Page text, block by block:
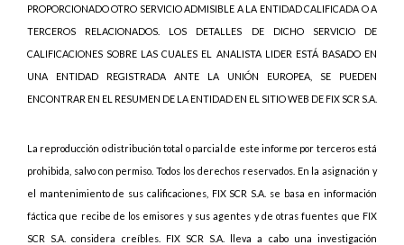
PROPORCIONADO OTRO SERVICIO ADMISIBLE A LA ENTIDAD CALIFICADA O A
TERCEROS RELACIONADOS. LOS DETALLES DE DICHO SERVICIO DE
CALIFICACIONES SOBRE LAS CUALES EL ANALISTA LIDER ESTÁ BASADO EN
UNA ENTIDAD REGISTRADA ANTE LA UNIÓN EUROPEA, SE PUEDEN
ENCONTRAR EN EL RESUMEN DE LA ENTIDAD EN EL SITIO WEB DE FIX SCR S.A.
La reproducción o distribución total o parcial de este informe por terceros está
prohibida, salvo con permiso. Todos los derechos reservados. En la asignación y
el mantenimiento de sus calificaciones, FIX SCR S.A. se basa en información
fáctica que recibe de los emisores y sus agentes y de otras fuentes que FIX
SCR S.A. considera creíbles. FIX SCR S.A. lleva a cabo una investigación